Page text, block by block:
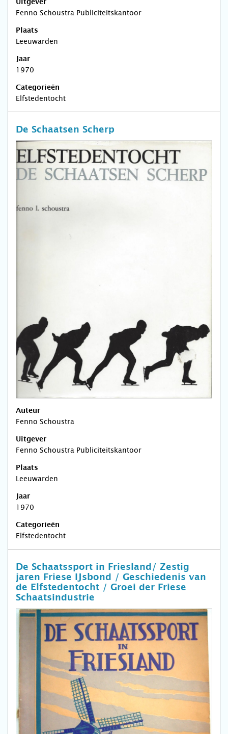
Uitgever
Fenno Schoustra Publiciteitskantoor
Plaats
Leeuwarden
Jaar
1970
Categorieën
Elfstedentocht
De Schaatsen Scherp
Auteur
Fenno Schoustra
Uitgever
Fenno Schoustra Publiciteitskantoor
Plaats
Leeuwarden
Jaar
1970
Categorieën
Elfstedentocht
De Schaatssport in Friesland/ Zestig
jaren Friese IJsbond / Geschiedenis van
de Elfstedentocht / Groei der Friese
Schaatsindustrie